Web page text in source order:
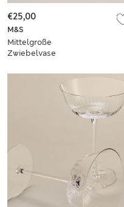
M&S
Mittelgroße
Zwiebelvase
€25,00